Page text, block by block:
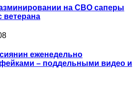
на СВО саперы
ветерана
еженедельно
– поддельными видео и